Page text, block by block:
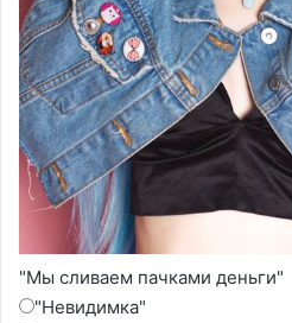
"Мы сливаем пачками деньги"
"Невидимка"